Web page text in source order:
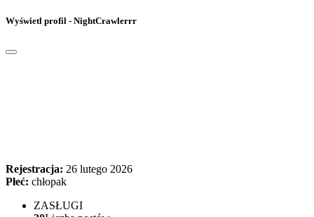
Wyświetl profil - NightCrawlerrr
Rejestracja: 26 lutego 2026
Płeć: chłopak
ZASŁUGI